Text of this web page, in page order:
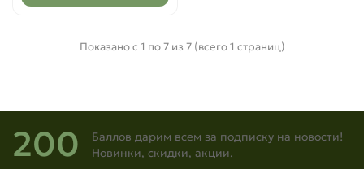
Показано с 1 по 7 из 7 (всего 1 страниц)
200
Баллов дарим всем за подписку на новости!
Новинки, скидки, акции.